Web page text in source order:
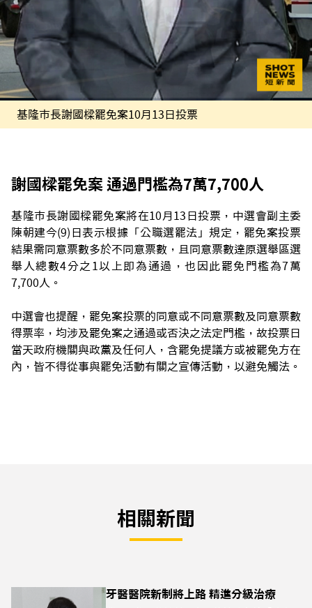
基隆市長謝國樑罷免案10月13日投票
謝國樑罷免案 通過門檻為7萬7,700人
基隆市長謝國樑罷免案將在10月13日投票，中選會副主委
陳朝建今(9)日表示根據「公職選罷法」規定，罷免案投票
結果需同意票數多於不同意票數，且同意票數達原選舉區選
舉人總數4分之1以上即為通過，也因此罷免門檻為7萬
7,700人。
中選會也提醒，罷免案投票的同意或不同意票數及同意票數
得票率，均涉及罷免案之通過或否決之法定門檻，故投票日
當天政府機關與政黨及任何人，含罷免提議方或被罷免方在
內，皆不得從事與罷免活動有關之宣傳活動，以避免觸法。
相關新聞
牙醫醫院新制將上路 精進分級治療